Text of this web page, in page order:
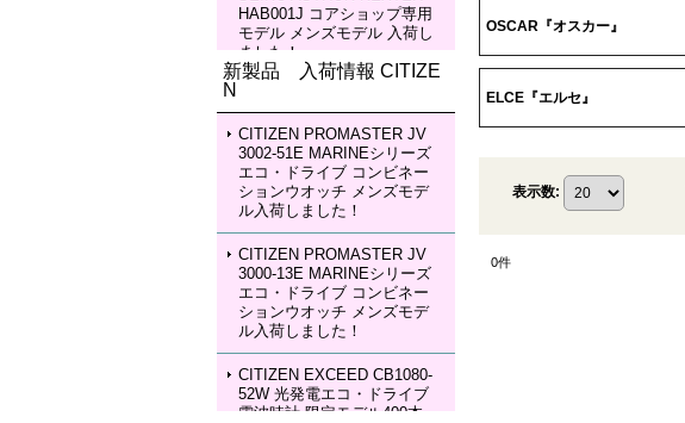
HAB001J コアショップ専用
モデル メンズモデル 入荷し
ました！
HAB002J コアショップ専用
モデル メンズモデル 入荷し
ました！
SEIKO LUKIA HEA003J LU
KIA Grow with DAICHI MIU
RA Limited Edition レディー
スモデル 入荷しました！
SEIKO LUKIA HEA004J LU
KIA Grow with DAICHI MIU
RA Limited Edition メカニカ
ルウォッチ レディースモデ
ル 入荷しました！
新製品 入荷情報 CITIZE
N
CITIZEN PROMASTER JV
3002-51E MARINEシリーズ
エコ・ドライブ コンビネー
ションウオッチ メンズモデ
ル入荷しました！
CITIZEN PROMASTER JV
3000-13E MARINEシリーズ
エコ・ドライブ コンビネー
ションウオッチ メンズモデ
ル入荷しました！
CITIZEN EXCEED CB1080-
52W 光発電エコ・ドライブ
電波時計 限定モデル400本
OSCAR『オスカー』
ELCE『エルセ』
表示数:
0件